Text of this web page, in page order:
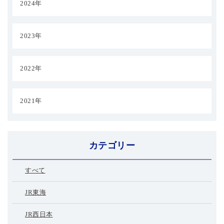
2024年
2023年
2022年
2021年
カテゴリー
すべて
JR東海
JR西日本